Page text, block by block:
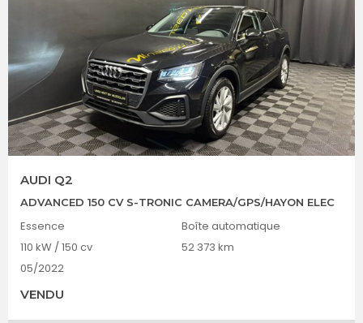
AUDI Q2
ADVANCED 150 CV S-TRONIC CAMERA/GPS/HAYON ELEC
Essence
Boîte automatique
110 kW / 150 cv
52 373 km
05/2022
VENDU